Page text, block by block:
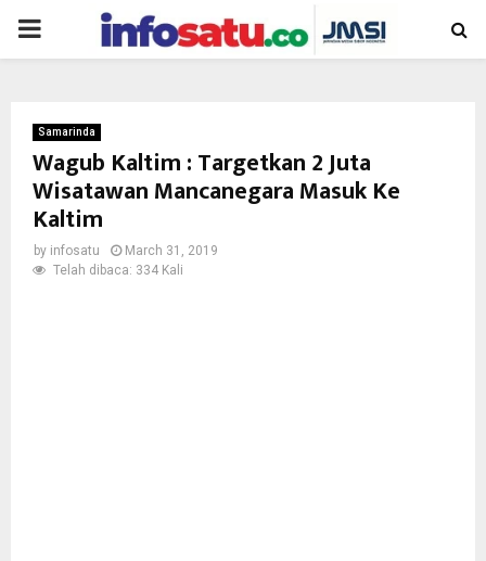
PRIMARY
Samarinda
Wagub Kaltim : Targetkan 2 Juta
Wisatawan Mancanegara Masuk Ke
Kaltim
by infosatu
March 31, 2019
Telah dibaca: 334 Kali